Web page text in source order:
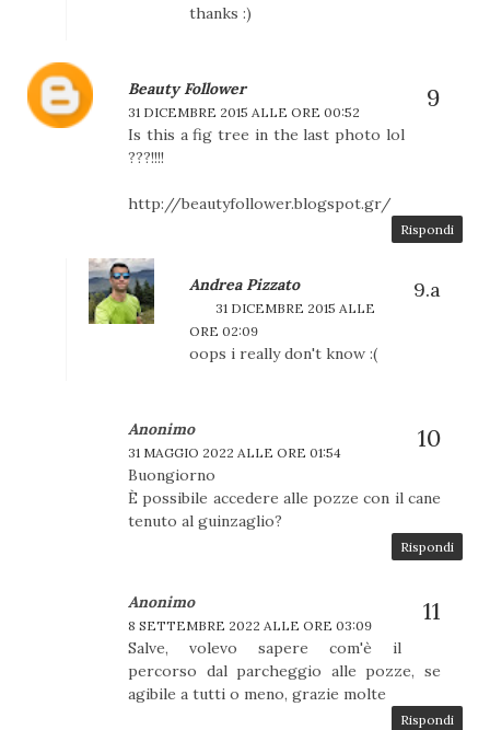
thanks :)
Beauty Follower
31 DICEMBRE 2015 ALLE ORE 00:52
Is this a fig tree in the last photo lol
???!!!!
http://beautyfollower.blogspot.gr/
Rispondi
Andrea Pizzato
31 DICEMBRE 2015 ALLE
ORE 02:09
oops i really don't know :(
Anonimo
31 MAGGIO 2022 ALLE ORE 01:54
Buongiorno
È possibile accedere alle pozze con il cane
tenuto al guinzaglio?
Rispondi
Anonimo
8 SETTEMBRE 2022 ALLE ORE 03:09
Salve, volevo sapere com'è il
percorso dal parcheggio alle pozze, se
agibile a tutti o meno, grazie molte
Rispondi